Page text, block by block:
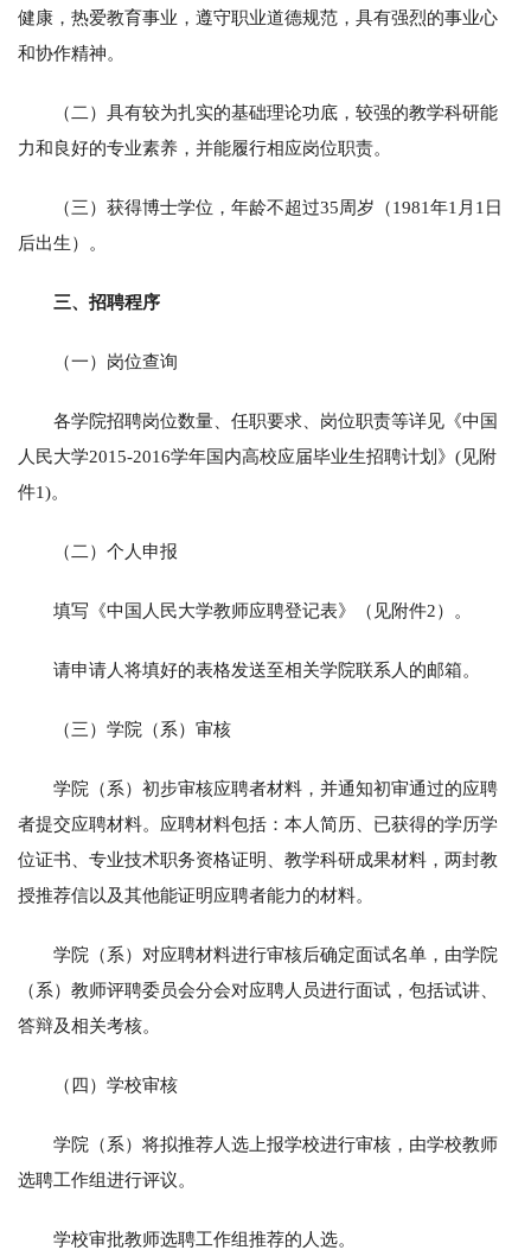
健康，热爱教育事业，遵守职业道德规范，具有强烈的事业心
和协作精神。
（二）具有较为扎实的基础理论功底，较强的教学科研能
力和良好的专业素养，并能履行相应岗位职责。
（三）获得博士学位，年龄不超过35周岁（1981年1月1日
后出生）。
三、招聘程序
（一）岗位查询
各学院招聘岗位数量、任职要求、岗位职责等详见《中国
人民大学2015-2016学年国内高校应届毕业生招聘计划》(见附
件1)。
（二）个人申报
填写《中国人民大学教师应聘登记表》（见附件2）。
请申请人将填好的表格发送至相关学院联系人的邮箱。
（三）学院（系）审核
学院（系）初步审核应聘者材料，并通知初审通过的应聘
者提交应聘材料。应聘材料包括：本人简历、已获得的学历学
位证书、专业技术职务资格证明、教学科研成果材料，两封教
授推荐信以及其他能证明应聘者能力的材料。
学院（系）对应聘材料进行审核后确定面试名单，由学院
（系）教师评聘委员会分会对应聘人员进行面试，包括试讲、
答辩及相关考核。
（四）学校审核
学院（系）将拟推荐人选上报学校进行审核，由学校教师
选聘工作组进行评议。
学校审批教师选聘工作组推荐的人选。